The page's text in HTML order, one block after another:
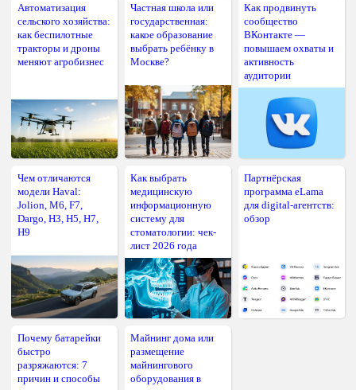
Автоматизация
сельского хозяйства:
как беспилотные
тракторы и дроны
меняют агробизнес
Частная школа или
государственная:
какое образование
выбрать ребёнку в
Москве?
Как продвинуть
сообщество
ВКонтакте —
повышаем охваты и
активность
аудитории
Чем отличаются
модели Haval:
Jolion, M6, F7,
Dargo, H3, H5, H7,
H9
Как выбрать
медицинскую
информационную
систему для
стоматологии: чек-
лист 2026 года
Партнёрская
программа eLama
для digital-агентств:
обзор
Почему батарейки
быстро
разряжаются: 7
причин и способы
Майнинг дома или
размещение
майнингового
оборудования в